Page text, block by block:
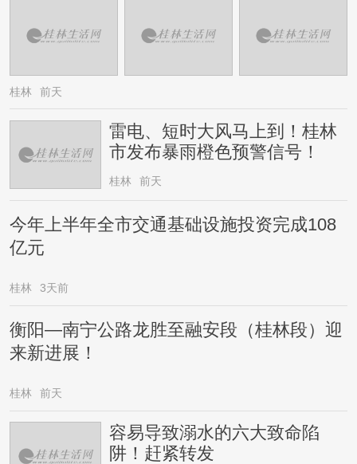
桂林 前天
雷电、短时大风马上到！桂林
市发布暴雨橙色预警信号！
桂林 前天
今年上半年全市交通基础设施投资完成108
亿元
桂林 3天前
衡阳—南宁公路龙胜至融安段（桂林段）迎
来新进展！
桂林 前天
容易导致溺水的六大致命陷
阱！赶紧转发